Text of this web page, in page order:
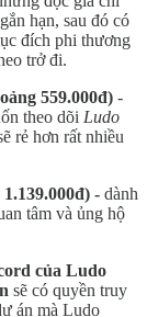
hạn, sau đó có
đích phi thương
trở đi.
559.000đ) -
theo dõi Ludo
rẻ hơn rất nhiều
- dành
tâm và ủng hộ
của Ludo
sẽ có quyền truy
án mà Ludo